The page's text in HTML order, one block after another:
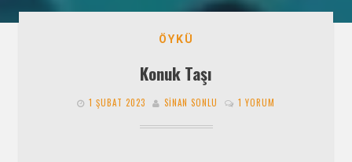
ÖYKÜ
Konuk Taşı
1 ŞUBAT 2023 SINAN SONLU 1 YORUM